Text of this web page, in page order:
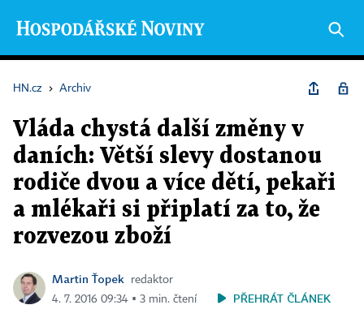
HN.cz › Archiv
Vláda chystá další změny v
daních: Větší slevy dostanou
rodiče dvou a více dětí, pekaři
a mlékaři si připlatí za to, že
rozvezou zboží
Martin Ťopek
redaktor
4. 7. 2016 09:34 ▪ 3 min. čtení
PŘEHRÁT ČLÁNEK